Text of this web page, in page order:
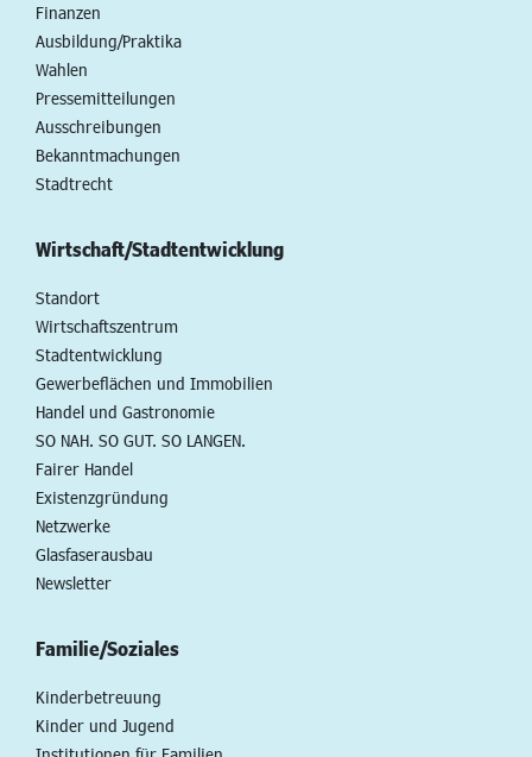
Finanzen
Ausbildung/Praktika
Wahlen
Pressemitteilungen
Ausschreibungen
Bekanntmachungen
Stadtrecht
Wirtschaft/Stadtentwicklung
Standort
Wirtschaftszentrum
Stadtentwicklung
Gewerbeflächen und Immobilien
Handel und Gastronomie
SO NAH. SO GUT. SO LANGEN.
Fairer Handel
Existenzgründung
Netzwerke
Glasfaserausbau
Newsletter
Familie/Soziales
Kinderbetreuung
Kinder und Jugend